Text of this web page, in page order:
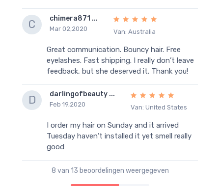
C chimera871 ...
Mar 02,2020 Van: Australia
Great communication. Bouncy hair. Free
eyelashes. Fast shipping. I really don’t leave
feedback, but she deserved it. Thank you!
D darlingofbeauty ...
Feb 19,2020 Van: United States
I order my hair on Sunday and it arrived
Tuesday haven’t installed it yet smell really
good
8 van 13 beoordelingen weergegeven